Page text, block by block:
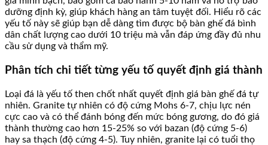
dưỡng định kỳ, giúp khách hàng an tâm tuyệt đối. Hiểu rõ các
yếu tố này sẽ giúp bạn dễ dàng tìm được bộ bàn ghế đá bình
dân chất lượng cao dưới 10 triệu mà vẫn đáp ứng đầy đủ nhu
cầu sử dụng và thẩm mỹ.
Phân tích chi tiết từng yếu tố quyết định giá thành
Loại đá là yếu tố then chốt nhất quyết định giá bàn ghế đá tự
nhiên. Granite tự nhiên có độ cứng Mohs 6-7, chịu lực nén
cực cao và có thể đánh bóng đến mức bóng gương, do đó giá
thành thường cao hơn 15-25% so với bazan (độ cứng 5-6)
hay sa thạch (độ cứng 4-5). Tuy nhiên, granite lại có tuổi thọ